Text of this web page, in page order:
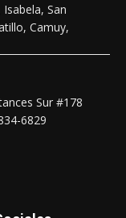
San
Camuy,
Sur #178
6829